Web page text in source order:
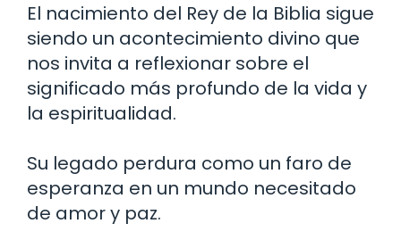
El nacimiento del Rey de la Biblia sigue
siendo un acontecimiento divino que
nos invita a reflexionar sobre el
significado más profundo de la vida y
la espiritualidad.
Su legado perdura como un faro de
esperanza en un mundo necesitado
de amor y paz.